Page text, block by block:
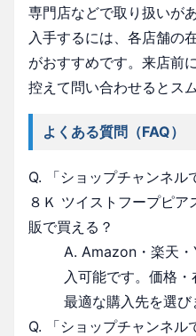
専門店などで取り扱いが
入手するには、各店舗の
がおすすめです。来店前
控えて問い合わせるとス
よくある質問（FAQ）
Q. 「ショップチャンネ
８Ｋ ツイストフープピア
販で買える？
A. Amazon・楽天
入可能です。価格
最適な購入先を選び
Q. 「ショップチャンネ